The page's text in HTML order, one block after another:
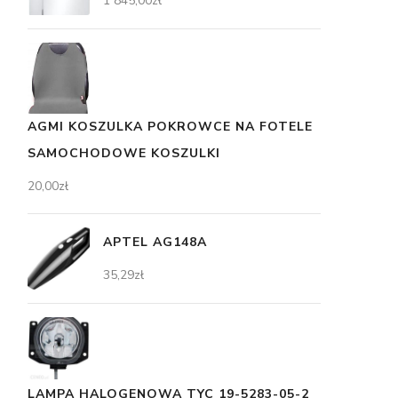
AGMI KOSZULKA POKROWCE NA FOTELE
SAMOCHODOWE KOSZULKI
20,00zł
APTEL AG148A
35,29zł
LAMPA HALOGENOWA TYC 19-5283-05-2